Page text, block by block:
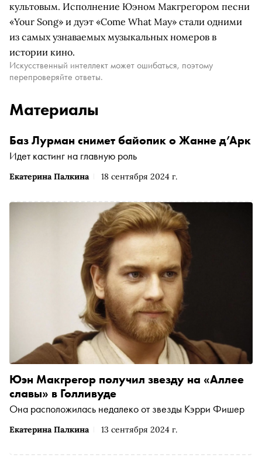
культовым. Исполнение Юэном Макгрегором песни
«Your Song» и дуэт «Come What May» стали одними
из самых узнаваемых музыкальных номеров в
истории кино.
Искусственный интеллект может ошибаться, поэтому
перепроверяйте ответы.
Материалы
Екатерина Палкина 18 сентября 2024 г.
Баз Лурман снимет байопик о Жанне д’Арк
Идет кастинг на главную роль
Екатерина Палкина 13 сентября 2024 г.
Юэн Макгрегор получил звезду на «Аллее
славы» в Голливуде
Она расположилась недалеко от звезды Кэрри Фишер